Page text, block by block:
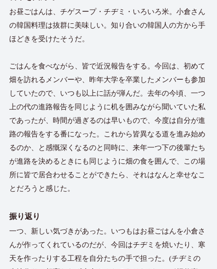
お昼ごはんは、チゲスープ・チヂミ・いろいろ米。小倉さん
の韓国料理は抜群に美味しい。知り合いの韓国人の方から手
ほどきを受けたそうだ。
ごはんを食べながら、皆で近況報告をする。今回は、初めて
畑を訪れるメンバーや、昨年大学を卒業したメンバーも参加
していたので、いつも以上に話が弾んだ。去年の今頃、一つ
上の代の進路報告を同じように机を囲みながら聞いていた私
であったが、時間が過ぎるのは早いもので、今度は自分が進
路の報告をする番になった。これから皆異なる道を進み始め
るのか、と感慨深くなるのと同時に、来年一つ下の後輩たち
が進路を決めるときにも同じように畑の食を囲んで、この場
所に皆で居合わせることができたら、それはなんと幸せなこ
とだろうと感じた。
振り返り
一つ、新しい気づきがあった。いつもはお昼ごはんを小倉さ
んが作ってくれているのだが、今回はチヂミを焼いたり、寒
天を作ったりする工程を自分たちの手で担った。(チヂミの